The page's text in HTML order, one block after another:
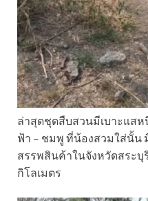
ล่าสุดชุดสืบสวนมีเบาะแส
ฟ้า – ชมพู ที่น้องสวมใส่นั้น
สรรพสินค้าในจังหวัดสระบุ
กิโลเมตร